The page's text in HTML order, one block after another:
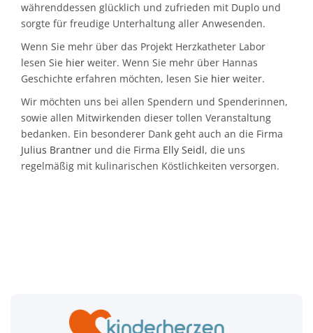
währenddessen glücklich und zufrieden mit Duplo und
sorgte für freudige Unterhaltung aller Anwesenden.
Wenn Sie mehr über das Projekt Herzkatheter Labor
lesen Sie hier weiter. Wenn Sie mehr über Hannas
Geschichte erfahren möchten, lesen Sie hier weiter.
Wir möchten uns bei allen Spendern und Spenderinnen,
sowie allen Mitwirkenden dieser tollen Veranstaltung
bedanken. Ein besonderer Dank geht auch an die Firma
Julius Brantner und die Firma Elly Seidl, die uns
regelmäßig mit kulinarischen Köstlichkeiten versorgen.